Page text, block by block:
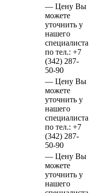
— Цену Вы
можете
уточнить у
нашего
специалиста
по тел.: +7
(342) 287-
50-90
— Цену Вы
можете
уточнить у
нашего
специалиста
по тел.: +7
(342) 287-
50-90
— Цену Вы
можете
уточнить у
нашего